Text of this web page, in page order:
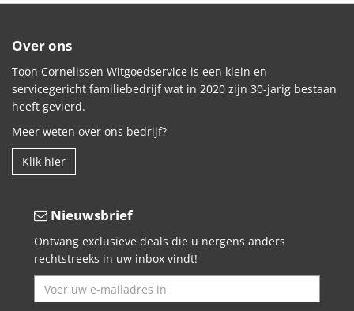
Over ons
Toon Cornelissen Witgoedservice is een klein en
servicegericht familiebedrijf wat in 2020 zijn 30-jarig bestaan
heeft gevierd.
Meer weten over ons bedrijf?
Klik hier
Nieuwsbrief
Ontvang exclusieve deals die u nergens anders
rechtstreeks in uw inbox vindt!